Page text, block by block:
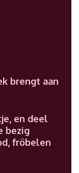
brengt aan
en deel
bezig
fröbelen